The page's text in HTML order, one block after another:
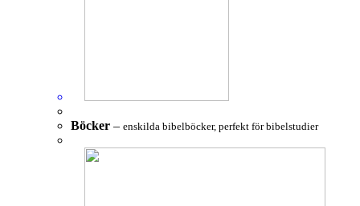
Böcker – enskilda bibelböcker, perfekt för bibelstudier